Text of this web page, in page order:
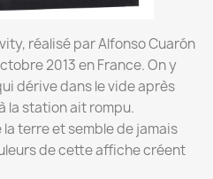
réalisé par Alfonso Cuarón
2013 en France. On y
dérive dans le vide après
la station ait rompu.
terre et semble de jamais
de cette affiche créent